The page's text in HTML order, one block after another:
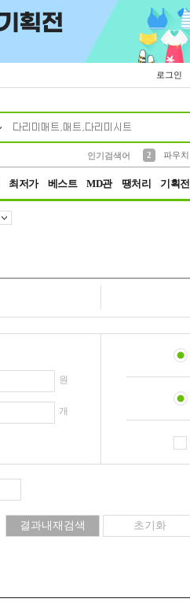
로그인
인기검색어
2
파우치
최저가 베스트 MD관 땡처리 기획전
원
개